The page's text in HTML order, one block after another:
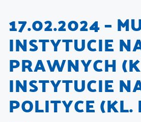
17.02.2024 –
INSTYTUCIE
PRAWNYCH
INSTYTUCIE
POLITYCE